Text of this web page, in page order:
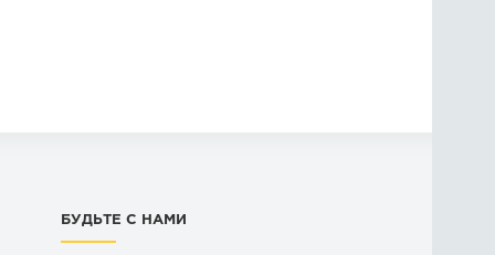
БУДЬТЕ С НАМИ